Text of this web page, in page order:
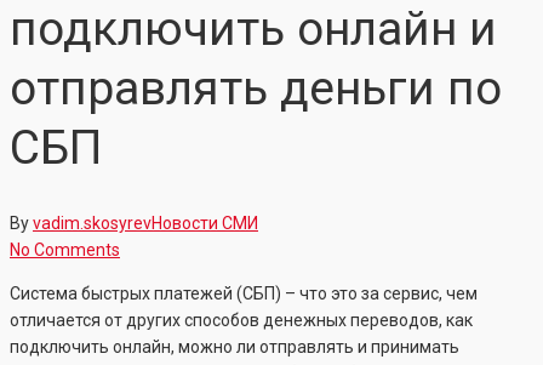
подключить онлайн и
отправлять деньги по
СБП
Byvadim.skosyrevНовости СМИ
No Comments
Система быстрых платежей (СБП) – что это за сервис, чем
отличается от других способов денежных переводов, как
подключить онлайн, можно ли отправлять и принимать